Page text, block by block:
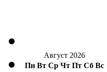
Август 2026
Пн Вт Ср Чт Пт Сб Вс